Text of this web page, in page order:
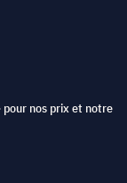
pour nos prix et notre